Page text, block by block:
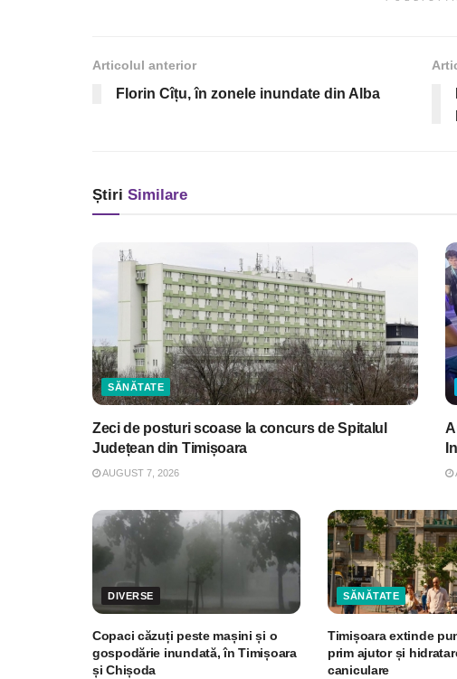
Articolul anterior
Florin Cîțu, în zonele inundate din Alba
Știri Similare
SĂNĂTATE
Zeci de posturi scoase la concurs de Spitalul
Județean din Timișoara
AUGUST 7, 2026
DIVERSE
Copaci căzuți peste mașini și o
gospodărie inundată, în Timișoara
și Chișoda
SĂNĂTATE
Timișoara extinde
prim ajutor și
caniculare